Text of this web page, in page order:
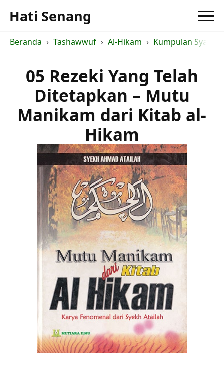
Hati Senang
Beranda Tashawwuf Al-Hikam Kumpulan Syarah
05 Rezeki Yang Telah
Ditetapkan – Mutu
Manikam dari Kitab al-
Hikam